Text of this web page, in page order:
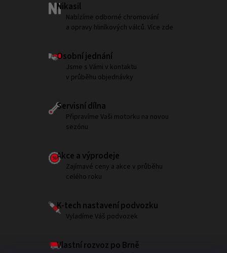
Nikasil
Nabízíme odborné chromování
a opravy hliníkových válců. Více zde
Osobní jednání
Jsme s Vámi v kontaktu
v průběhu objednávky
Servisní dílna
Připravíme Vaši motorku na novou
sezónu
Akce a výprodeje
Zajímavé ceny a akce v průběhu
celého roku
K-tech nastavení podvozku
Vyladíme Váš podvozek
Vlastní rozvoz po Brně